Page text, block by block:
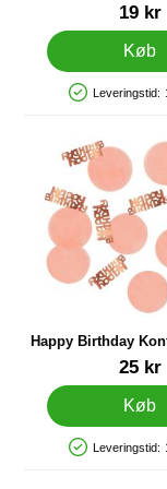
Jurassic
19 kr
Køb
Leveringstid:
Happy Birthday
&25 kr
Køb
Leveringstid:
Markér happy